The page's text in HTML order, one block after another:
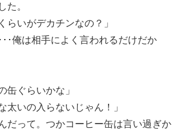
た。
らいがデカチンなの？」
･･俺は相手によく言われるだけだか
缶ぐらいかな」
太いの入らないじゃん！」
だって。つかコーヒー缶は言い過ぎか